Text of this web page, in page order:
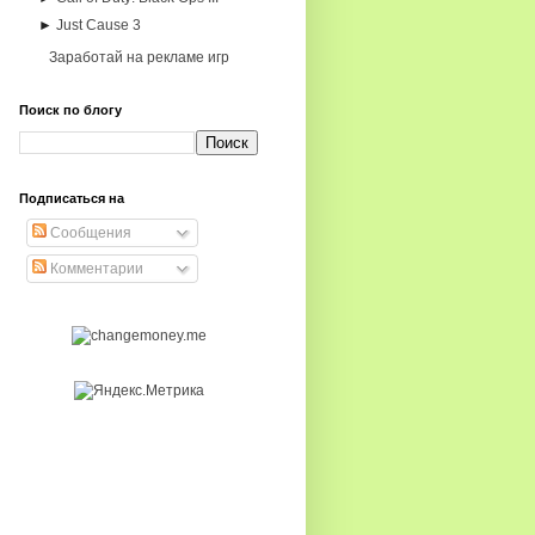
► Just Cause 3
Заработай на рекламе игр
Поиск по блогу
Подписаться на
Сообщения
Комментарии